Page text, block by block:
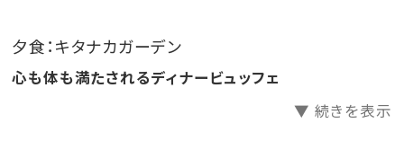
この夏だけの“暮らしの発酵”リゾートで、心と体をやさ
しく満たすひとときをお過ごしください。
夕食：キタナカガーデン
心も体も満たされるディナービュッフェ
▼ 続きを表示